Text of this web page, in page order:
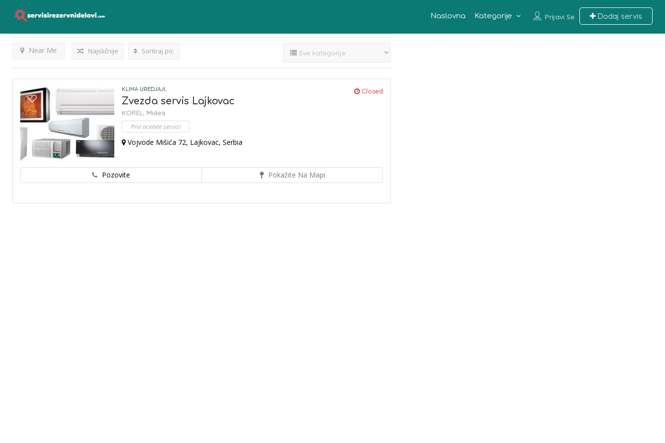
Prijavi Se Dodaj servis
Naslovna Kategorije
Rezultati ZaLajkovac
Near Me Najsličnije Sortiraj po:
KLIMA UREDJAJI, Closed
Zvezda servis Lajkovac
KOREL, Midea
Prvi ocenite servis!
Vojvode Mišića 72, Lajkovac, Serbia
Pozovite Pokažite Na Mapi